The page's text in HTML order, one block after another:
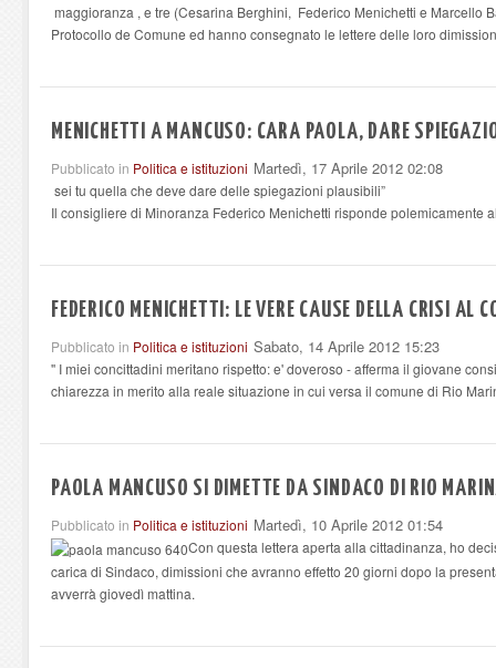
maggioranza , e tre (Cesarina Berghini, Federico Menichetti e Marcello
Protocollo de Comune ed hanno consegnato le lettere delle loro
MENICHETTI A MANCUSO: CARA PAOLA, DARE
Pubblicato in Politica e istituzioni Martedì, 17 Aprile 2012 02:08
sei tu quella che deve dare delle spiegazioni plausibili”
Il consigliere di Minoranza Federico Menichetti risponde polemicamente
FEDERICO MENICHETTI: LE VERE CAUSE DELLA CRISI AL
Pubblicato in Politica e istituzioni Sabato, 14 Aprile 2012 15:23
'' I miei concittadini meritano rispetto: e' doveroso - afferma il giovane
chiarezza in merito alla reale situazione in cui versa il comune di Rio
PAOLA MANCUSO SI DIMETTE DA SINDACO DI RIO
Pubblicato in Politica e istituzioni Martedì, 10 Aprile 2012 01:54
Con questa lettera aperta alla cittadinanza, ho
carica di Sindaco, dimissioni che avranno effetto 20 giorni dopo la
avverrà giovedì mattina.